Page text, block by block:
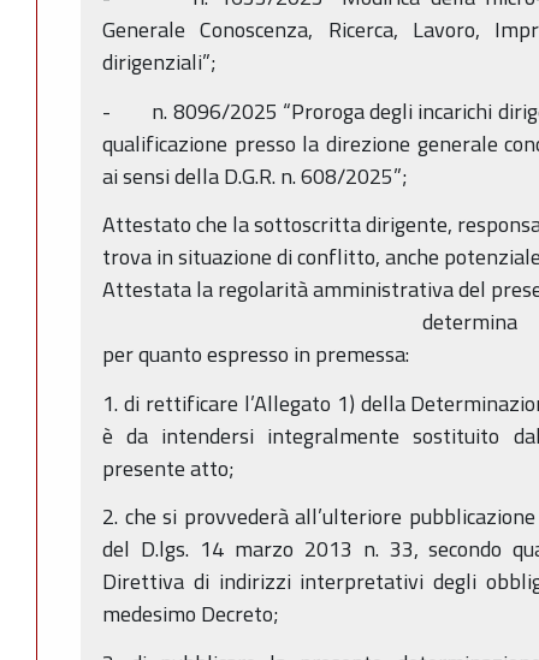
Generale Conoscenza, Ricerca, Lavoro,
dirigenziali”;
- n. 8096/2025 “Proroga degli incarichi
qualificazione presso la direzione generale
ai sensi della D.G.R. n. 608/2025”;
Attestato che la sottoscritta dirigente,
trova in situazione di conflitto, anche
Attestata la regolarità amministrativa del
determina
per quanto espresso in premessa:
1. di rettificare l’Allegato 1) della
è da intendersi integralmente sostituito
presente atto;
2. che si provvederà all’ulteriore
del D.lgs. 14 marzo 2013 n. 33, secondo
Direttiva di indirizzi interpretativi degli
medesimo Decreto;